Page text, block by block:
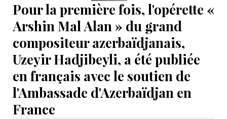
Pour la première fois, l'opérette «
Arshin Mal Alan » du grand
compositeur azerbaïdjanais,
Uzeyir Hadjibeyli, a été publiée
en français avec le soutien de
l'Ambassade d'Azerbaïdjan en
France